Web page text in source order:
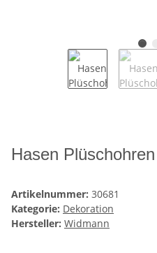
Hasen
Artikelnummer: 30681
Kategorie: Dekoration
Hersteller: Widmann